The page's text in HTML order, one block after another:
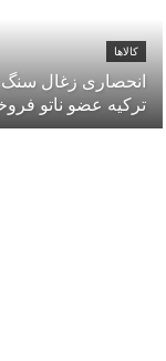
کالاها
انحصاری زغال سنگ
ترکیه عضو ناتو